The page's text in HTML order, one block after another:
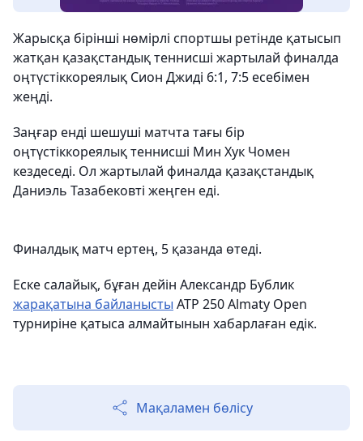
Жарысқа бірінші нөмірлі спортшы ретінде қатысып
жатқан қазақстандық теннисші жартылай финалда
оңтүстіккореялық Сион Джиді 6:1, 7:5 есебімен
жеңді.
Заңғар енді шешуші матчта тағы бір
оңтүстіккореялық теннисші Мин Хук Чомен
кездеседі. Ол жартылай финалда қазақстандық
Даниэль Тазабековті жеңген еді.
Финалдық матч ертең, 5 қазанда өтеді.
Еске салайық, бұған дейін Александр Бублик
жарақатына байланысты ATP 250 Almaty Open
турниріне қатыса алмайтынын хабарлаған едік.
Мақаламен бөлісу